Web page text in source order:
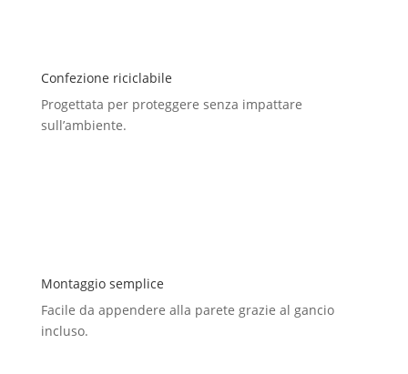
Confezione riciclabile
Progettata per proteggere senza impattare
sull’ambiente.
Montaggio semplice
Facile da appendere alla parete grazie al gancio
incluso.